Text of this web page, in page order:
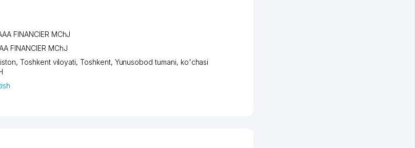
FINANCIER MChJ
FINANCIER MChJ
Toshkent viloyati,Toshkent, Yunusobod tumani, ko'chasi